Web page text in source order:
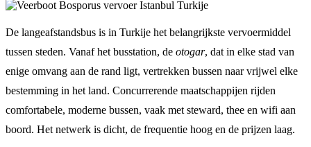
De langeafstandsbus is in Turkije het belangrijkste vervoermiddel
tussen steden. Vanaf het busstation, de otogar, dat in elke stad van
enige omvang aan de rand ligt, vertrekken bussen naar vrijwel elke
bestemming in het land. Concurrerende maatschappijen rijden
comfortabele, moderne bussen, vaak met steward, thee en wifi aan
boord. Het netwerk is dicht, de frequentie hoog en de prijzen laag.